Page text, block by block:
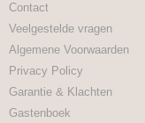
Contact
Veelgestelde vragen
Algemene Voorwaarden
Privacy Policy
Garantie & Klachten
Gastenboek